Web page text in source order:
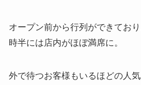
オープン前から行列ができてお
時半には店内がほぼ満席に。
外で待つお客様もいるほどの人